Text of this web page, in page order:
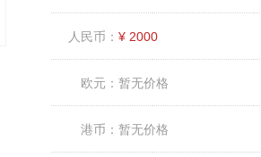
人民币： ¥ 2000
欧元： 暂无价格
港币： 暂无价格